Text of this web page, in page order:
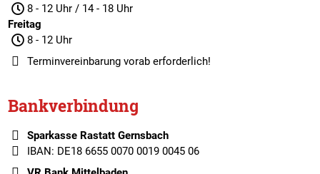
8 - 12 Uhr / 14 - 18 Uhr
Freitag
8 - 12 Uhr
Terminvereinbarungvorab erforderlich!
Bankverbindung
Sparkasse Rastatt Gernsbach
IBAN: DE18 6655 0070 0019 0045 06